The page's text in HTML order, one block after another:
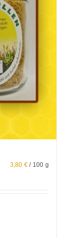
3,80 € / 100 g